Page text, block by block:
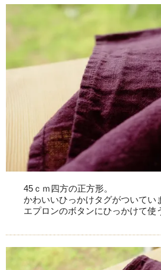
45ｃｍ四方の正方形。
かわいいひっかけタグがついてい
エプロンのボタンにひっかけて使